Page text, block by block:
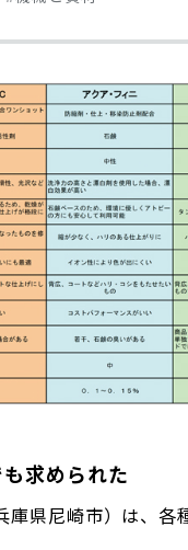
求められた
庫県尼崎市）は、